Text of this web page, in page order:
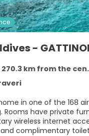
-
km from the centre
in one of the 168
Rooms have private
wireless internet
complimentary